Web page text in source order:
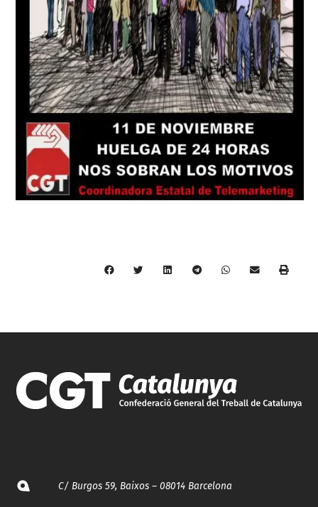
C/ Burgos 59, Baixos – 08014 Barcelona